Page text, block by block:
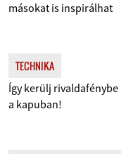
másokat is inspirálhat
TECHNIKA
Így kerülj rivaldafénybe
a kapuban!